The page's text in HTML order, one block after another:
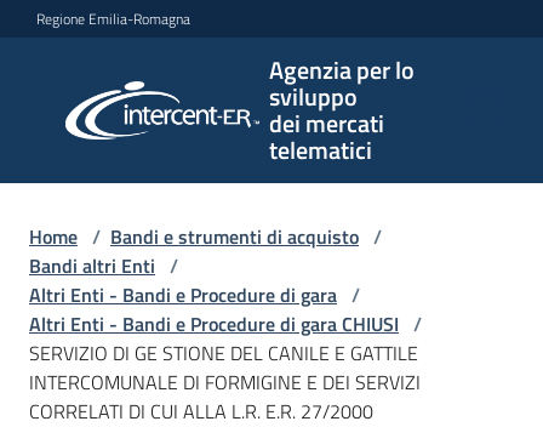
Vai al contenuto
Vai alla navigazione
Vai al footer
Regione Emilia-Romagna
Agenzia per lo
sviluppo
dei mercati
telematici
per lo
sviluppo
telematici
L'Agenzia
Home / Bandi e strumenti di acquisto /
Bandi altri Enti /
Altri Enti - Bandi e Procedure di gara /
Altri Enti - Bandi e Procedure di gara CHIUSI /
SERVIZIO DI GE STIONE DEL CANILE E GATTILE
INTERCOMUNALE DI FORMIGINE E DEI SERVIZI
CORRELATI DI CUI ALLA L.R. E.R. 27/2000